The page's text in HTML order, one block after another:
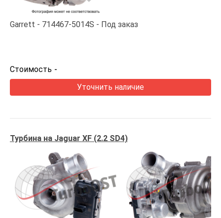
Garrett 714467-5014S Под заказ
Стоимость -
Уточнить наличие
Турбина на Jaguar XF (2.2 SD4)